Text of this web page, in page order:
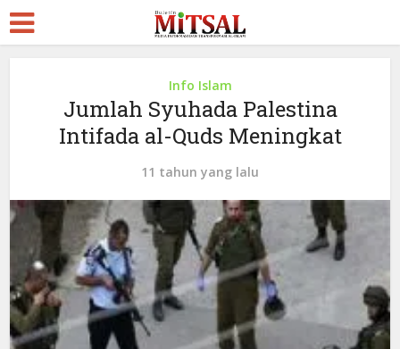
Info Islam
Jumlah Syuhada Palestina
Intifada al-Quds Meningkat
11 tahun yang lalu